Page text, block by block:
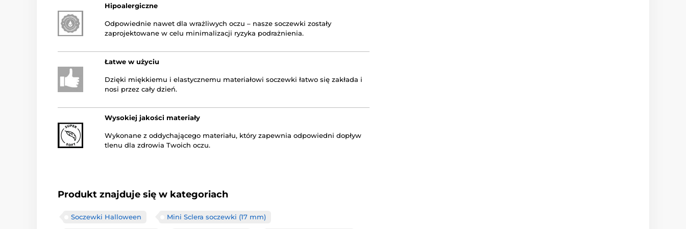
Hipoalergiczne
Odpowiednie nawet dla wrażliwych oczu – nasze soczewki zostały
zaprojektowane w celu minimalizacji ryzyka podrażnienia.
Łatwe w użyciu
Dzięki miękkiemu i elastycznemu materiałowi soczewki łatwo się zakłada i
nosi przez cały dzień.
Wysokiej jakości materiały
Wykonane z oddychającego materiału, który zapewnia odpowiedni dopływ
tlenu dla zdrowia Twoich oczu.
Produkt znajduje się w kategoriach
Soczewki Halloween Mini Sclera soczewki (17 mm)